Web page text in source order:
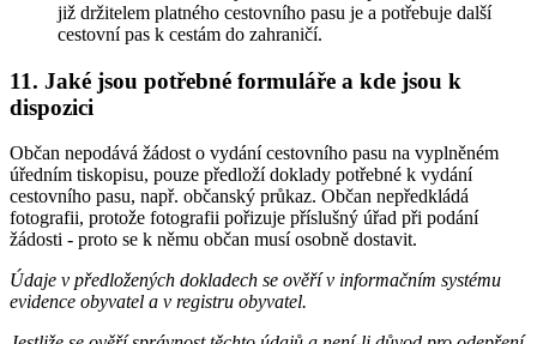
již držitelem platného cestovního pasu je a potřebuje další
cestovní pas k cestám do zahraničí.
11. Jaké jsou potřebné formuláře a kde jsou k
dispozici
Občan nepodává žádost o vydání cestovního pasu na vyplněném
úředním tiskopisu, pouze předloží doklady potřebné k vydání
cestovního pasu, např. občanský průkaz. Občan nepředkládá
fotografii, protože fotografii pořizuje příslušný úřad při podání
žádosti - proto se k němu občan musí osobně dostavit.
Údaje v předložených dokladech se ověří v informačním systému
evidence obyvatel a v registru obyvatel.